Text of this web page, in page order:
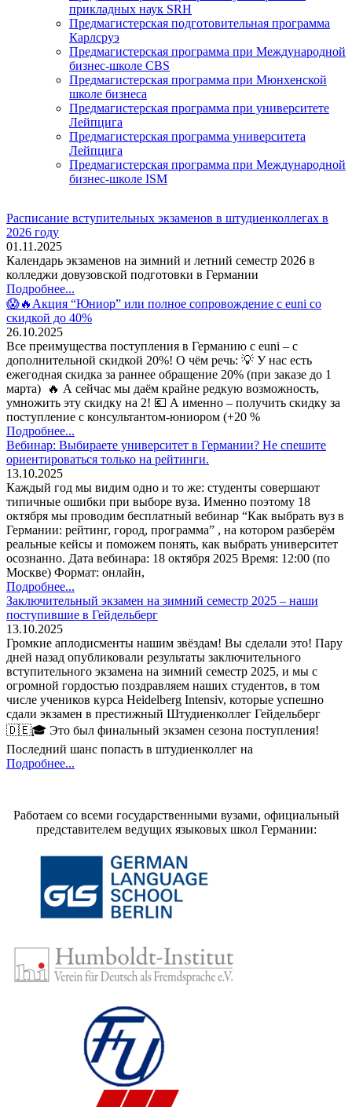
прикладных наук SRH
Предмагистерская подготовительная программа
Карлсруэ
Предмагистерская программа при Международной
бизнес-школе CBS
Предмагистерская программа при Мюнхенской
школе бизнеса
Предмагистерская программа при университете
Лейпцига
Предмагистерская программа университета
Лейпцига
Предмагистерская программа при Международной
бизнес-школе ISM
Расписание вступительных экзаменов в штудиенколлегах в
2026 году
01.11.2025
Календарь экзаменов на зимний и летний семестр 2026 в
колледжи довузовской подготовки в Германии
Подробнее...
😱🔥Акция “Юниор” или полное сопровождение с euni со
скидкой до 40%
26.10.2025
Все преимущества поступления в Германию с euni – с
дополнительной скидкой 20%! О чём речь: 💡 У нас есть
ежегодная скидка за раннее обращение 20% (при заказе до 1
марта) 🔥 А сейчас мы даём крайне редкую возможность,
умножить эту скидку на 2! 💶 А именно – получить скидку за
поступление с консультантом-юниором (+20 %
Подробнее...
Вебинар: Выбираете университет в Германии? Не спешите
ориентироваться только на рейтинги.
13.10.2025
Каждый год мы видим одно и то же: студенты совершают
типичные ошибки при выборе вуза. Именно поэтому 18
октября мы проводим бесплатный вебинар “Как выбрать вуз в
Германии: рейтинг, город, программа” , на котором разберём
реальные кейсы и поможем понять, как выбрать университет
осознанно. Дата вебинара: 18 октября 2025 Время: 12:00 (по
Москве) Формат: онлайн,
Подробнее...
Заключительный экзамен на зимний семестр 2025 – наши
поступившие в Гейдельберг
13.10.2025
Громкие аплодисменты нашим звёздам! Вы сделали это! Пару
дней назад опубликовали результаты заключительного
вступительного экзамена на зимний семестр 2025, и мы с
огромной гордостью поздравляем наших студентов, в том
числе учеников курса Heidelberg Intensiv, которые успешно
сдали экзамен в престижный Штудиенколлег Гейдельберг
🇩🇪🎓 Это был финальный экзамен сезона поступления!
Последний шанс попасть в штудиенколлег на
Подробнее...
Работаем со всеми государственными вузами, официальный
представителем ведущих языковых школ Германии: